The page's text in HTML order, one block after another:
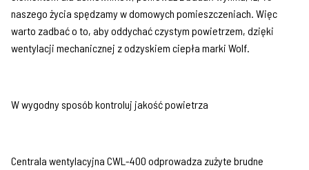
naszego życia spędzamy w domowych pomieszczeniach. Więc
warto zadbać o to, aby oddychać czystym powietrzem, dzięki
wentylacji mechanicznej z odzyskiem ciepła marki Wolf.
W wygodny sposób kontroluj jakość powietrza
Centrala wentylacyjna CWL-400 odprowadza zużyte brudne